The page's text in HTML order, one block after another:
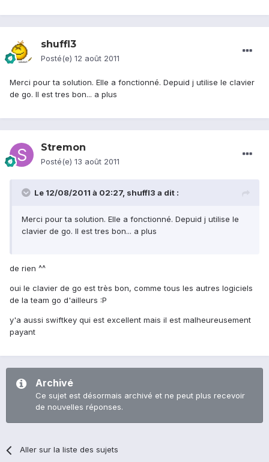
shuffl3
Posté(e) 12 août 2011
Merci pour ta solution. Elle a fonctionné. Depuid j utilise le clavier
de go. Il est tres bon... a plus
Stremon
Posté(e) 13 août 2011
Le 12/08/2011 à 02:27, shuffl3 a dit :
Merci pour ta solution. Elle a fonctionné. Depuid j utilise le
clavier de go. Il est tres bon... a plus
de rien ^^
oui le clavier de go est très bon, comme tous les autres logiciels
de la team go d'ailleurs :P
y'a aussi swiftkey qui est excellent mais il est malheureusement
payant
Archivé
Ce sujet est désormais archivé et ne peut plus recevoir
de nouvelles réponses.
Aller sur la liste des sujets